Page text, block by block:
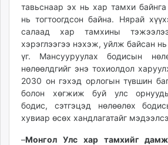
тавьснаар эх нь хар тамхи байнга
нь тогтоогдсон байна. Нярай
салаад хар тамхины
хэрэглээгээ нэхэж, уйлж байсан нь
үг. Мансууруулах бодисын
нөлөөлдгийг энэ тохиолдол
2030 он гэхэд орлогын түвшин
болон хөгжиж буй улс
бодис, сэтгэцэд нөлөөлөх
хувиар өсөх хандлагатайг
–Монгол Улс хар тамхийг